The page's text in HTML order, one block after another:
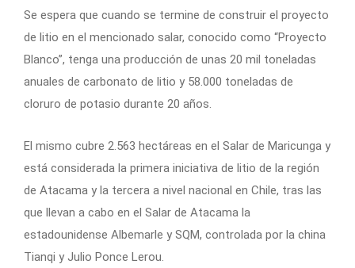
Se espera que cuando se termine de construir el proyecto
de litio en el mencionado salar, conocido como “Proyecto
Blanco”, tenga una producción de unas 20 mil toneladas
anuales de carbonato de litio y 58.000 toneladas de
cloruro de potasio durante 20 años.
El mismo cubre 2.563 hectáreas en el Salar de Maricunga y
está considerada la primera iniciativa de litio de la región
de Atacama y la tercera a nivel nacional en Chile, tras las
que llevan a cabo en el Salar de Atacama la
estadounidense Albemarle y SQM, controlada por la china
Tianqi y Julio Ponce Lerou.